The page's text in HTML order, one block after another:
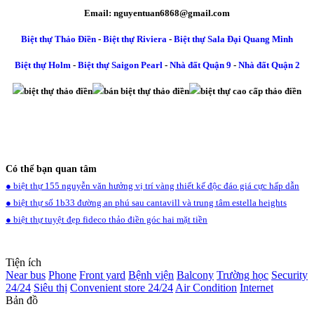
Email: nguyentuan6868@gmail.com
Biệt thự Thảo Điền - Biệt thự Riviera - Biệt thự Sala Đại Quang Minh
Biệt thự Holm- Biệt thự Saigon Pearl- Nhà đất Quận 9 - Nhà đất Quận 2
Có thể bạn quan tâm
● biệt thự 155 nguyễn văn hưởng vị trí vàng thiết kế độc đáo giá cực hấp dẫn
● biệt thự số 1b33 đường an phú sau cantavill và trung tâm estella heights
● biệt thự tuyệt đẹp fideco thảo điền góc hai mặt tiền
Tiện ích
Near bus Phone Front yard Bệnh viện Balcony Trường học Security
24/24 Siêu thị Convenient store 24/24 Air Condition Internet
Bản đồ